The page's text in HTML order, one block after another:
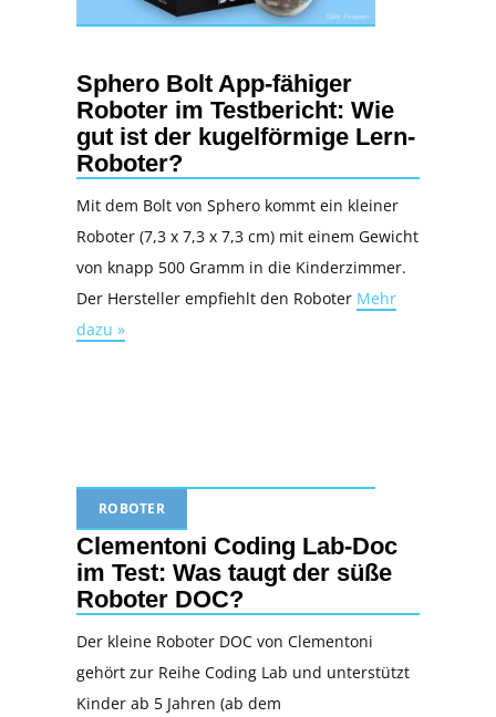
Sphero Bolt App-fähiger
Roboter im Testbericht: Wie
gut ist der kugelförmige Lern-
Roboter?
Mit dem Bolt von Sphero kommt ein kleiner
Roboter (7,3 x 7,3 x 7,3 cm) mit einem Gewicht
von knapp 500 Gramm in die Kinderzimmer.
Der Hersteller empfiehlt den Roboter Mehr
dazu »
ROBOTER
Clementoni Coding Lab-Doc
im Test: Was taugt der süße
Roboter DOC?
Der kleine Roboter DOC von Clementoni
gehört zur Reihe Coding Lab und unterstützt
Kinder ab 5 Jahren (ab dem